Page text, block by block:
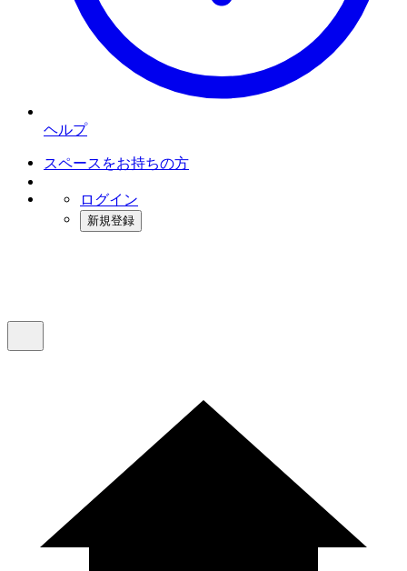
ヘルプ
スペースをお持ちの方
ログイン
新規登録